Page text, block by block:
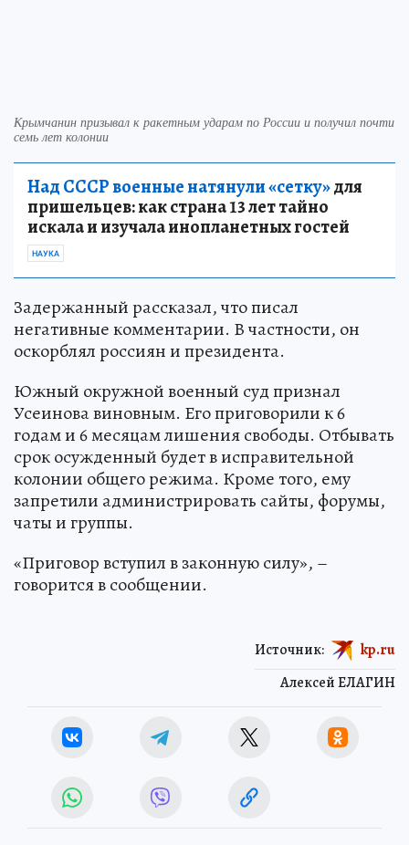
Крымчанин призывал к ракетным ударам по России и получил почти
семь лет колонии
Над СССР военные натянули «сетку»для
пришельцев: как страна 13 лет тайно
искала и изучала инопланетных гостей
НАУКА
Задержанный рассказал, что писал
негативные комментарии. В частности, он
оскорблял россиян и президента.
Южный окружной военный суд признал
Усеинова виновным. Его приговорили к 6
годам и 6 месяцам лишения свободы. Отбывать
срок осужденный будет в исправительной
колонии общего режима. Кроме того, ему
запретили администрировать сайты, форумы,
чаты и группы.
«Приговор вступил в законную силу», –
говорится в сообщении.
Алексей ЕЛАГИН
Источник: kp.ru